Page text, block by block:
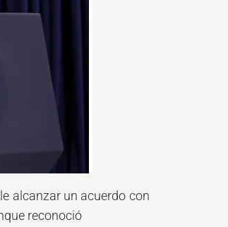
alcanzar un acuerdo con
reconoció